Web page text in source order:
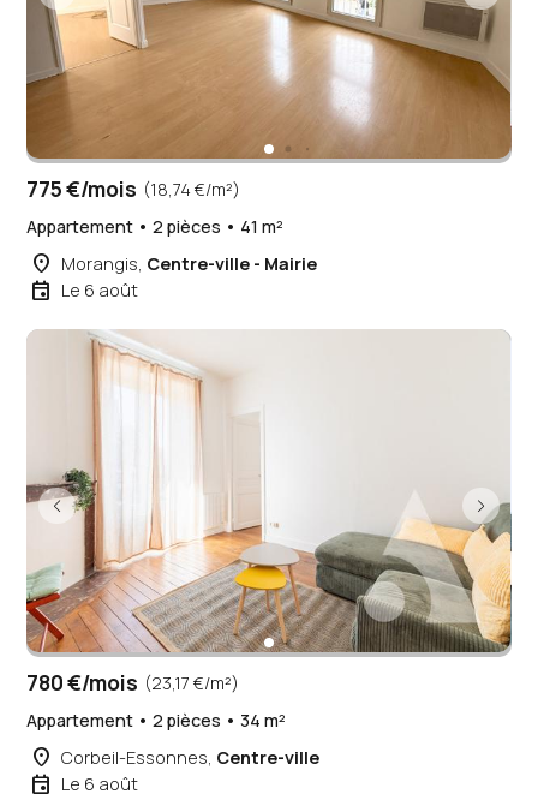
775 €/mois (18,74 €/m²)
Appartement • 2 pièces • 41 m²
place Morangis, Centre-ville - Mairie
event Le 6 août
780 €/mois (23,17 €/m²)
Appartement • 2 pièces • 34 m²
place Corbeil-Essonnes, Centre-ville
event Le 6 août